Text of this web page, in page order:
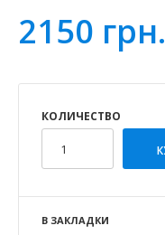
2150 грн.
КОЛИЧЕСТВО
В ЗАКЛАДКИ